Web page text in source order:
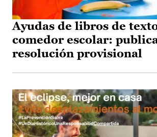
Ayudas de libros de
comedor escolar:
resolución provisional